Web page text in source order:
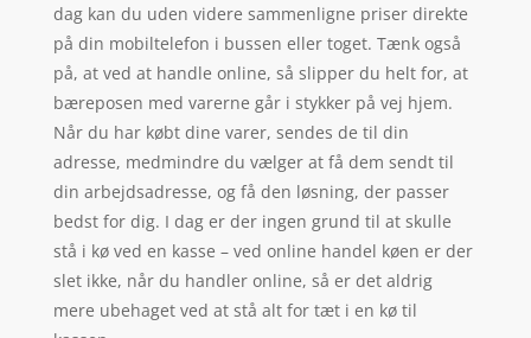
dag kan du uden videre sammenligne priser direkte
på din mobiltelefon i bussen eller toget. Tænk også
på, at ved at handle online, så slipper du helt for, at
bæreposen med varerne går i stykker på vej hjem.
Når du har købt dine varer, sendes de til din
adresse, medmindre du vælger at få dem sendt til
din arbejdsadresse, og få den løsning, der passer
bedst for dig. I dag er der ingen grund til at skulle
stå i kø ved en kasse – ved online handel køen er der
slet ikke, når du handler online, så er det aldrig
mere ubehaget ved at stå alt for tæt i en kø til